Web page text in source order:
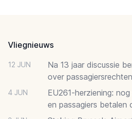
Vliegnieuws
12 JUN
Na 13 jaar discussie
over passagiersrechten
4 JUN
EU261-herziening:
en passagiers betalen